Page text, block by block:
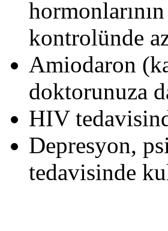
kontrolünde
Amiodaron
doktorunuza
HIV
Depresyon,
tedavisinde